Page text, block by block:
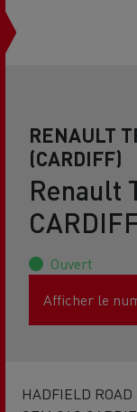
RENAULT
(CARDIFF)
Renault
Ouvert
Afficher le
HADFIELD ROAD